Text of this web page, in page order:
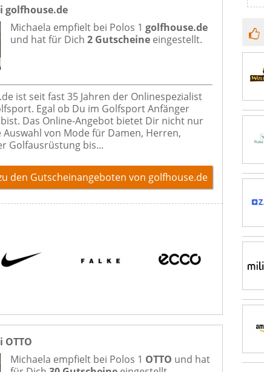
golfhouse.de
Michaela empfielt bei Polos 1 golfhouse.de
und hat für Dich 2 Gutscheineeingestellt.
ist seit fast 35 Jahren der Onlinespezialist
Egal ob Du im Golfsport Anfänger
Das Online-Angebot bietet Dir nicht nur
Auswahl von Mode für Damen, Herren,
Golfausrüstung bis...
den Gutscheinangeboten von golfhouse.de
OTTO
Michaela empfielt bei Polos 1 OTTO und hat